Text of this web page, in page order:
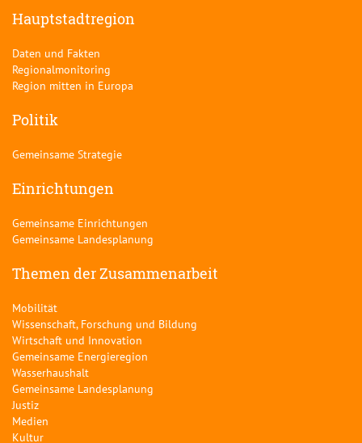
Hauptstadtregion
Daten und Fakten
Regionalmonitoring
Region mitten in Europa
Politik
Gemeinsame Strategie
Einrichtungen
Gemeinsame Einrichtungen
Gemeinsame Landesplanung
Themen der Zusammenarbeit
Mobilität
Wissenschaft, Forschung und Bildung
Wirtschaft und Innovation
Gemeinsame Energieregion
Wasserhaushalt
Gemeinsame Landesplanung
Justiz
Medien
Kultur